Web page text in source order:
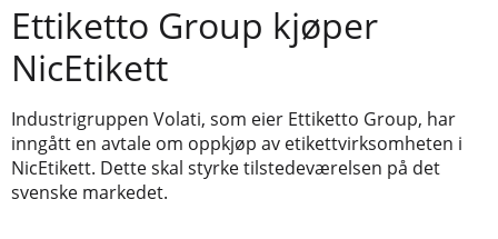
Ettiketto Group kjøper
NicEtikett
Industrigruppen Volati, som eier Ettiketto Group, har
inngått en avtale om oppkjøp av etikettvirksomheten i
NicEtikett. Dette skal styrke tilstedeværelsen på det
svenske markedet.